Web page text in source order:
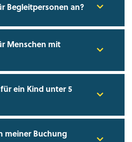
Begleitpersonen an?
Menschen mit
ein Kind unter 5
meiner Buchung